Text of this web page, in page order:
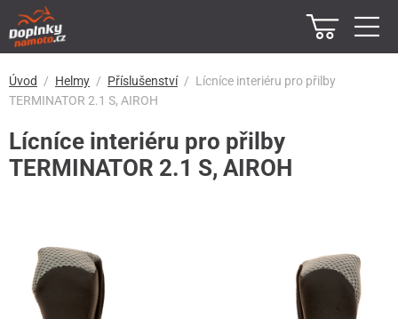
Úvod Helmy Příslušenství
Lícníce interiéru pro přilby
TERMINATOR 2.1 S, AIROH
Lícníce interiéru pro přilby
TERMINATOR 2.1 S, AIROH